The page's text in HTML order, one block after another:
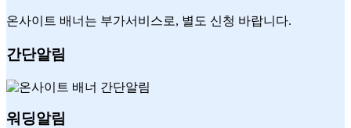
온사이트 배너는 부가서비스로, 별도 신청 바랍니다.
간단알림
워딩알림